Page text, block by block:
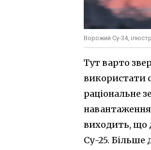
Ворожий Су-34,
Тут варто
використати
раціональне
виходить, що
Су-25. Більше